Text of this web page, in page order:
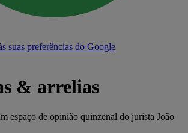
suas preferências do Google
& arrelias
espaço de opinião quinzenal do jurista João